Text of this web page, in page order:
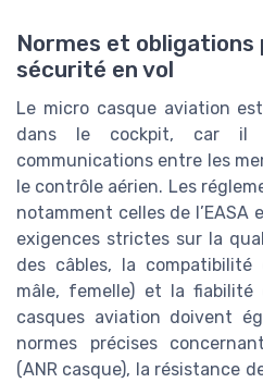
Normes et
sécurité en vol
Le micro casque aviation
dans le cockpit, car il
communications entre les
le contrôle aérien. Les
notamment celles de l’EASA
exigences strictes sur la
des câbles, la
mâle, femelle) et la fiabilité
casques aviation doivent
normes précises
(ANR casque), la résistance